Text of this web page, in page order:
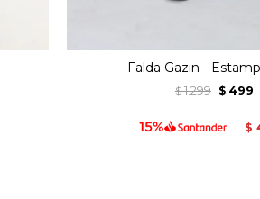
Falda Gazin -
$ 1.299 $ 499
$